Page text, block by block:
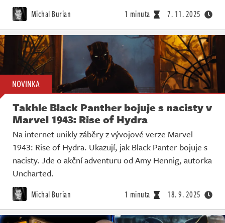
Michal Burian 1 minuta 7. 11. 2025
NOVINKA
Takhle Black Panther bojuje s nacisty v
Marvel 1943: Rise of Hydra
Na internet unikly záběry z vývojové verze Marvel
1943: Rise of Hydra. Ukazují, jak Black Panter bojuje s
nacisty. Jde o akční adventuru od Amy Hennig, autorka
Uncharted.
Michal Burian 1 minuta 18. 9. 2025